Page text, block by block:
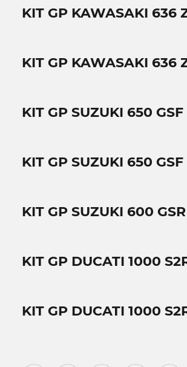
KIT GP KAWASAKI 636
KIT GP KAWASAKI 636
KIT GP SUZUKI 650
KIT GP SUZUKI 650
KIT GP SUZUKI 600
KIT GP DUCATI 1000
KIT GP DUCATI 1000